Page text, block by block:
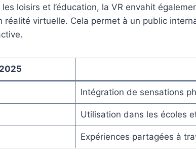
loisirs et l’éducation, la VR envahit
virtuelle. Cela permet à un public
Intégration de sensations
Utilisation dans les écoles
Expériences partagées à